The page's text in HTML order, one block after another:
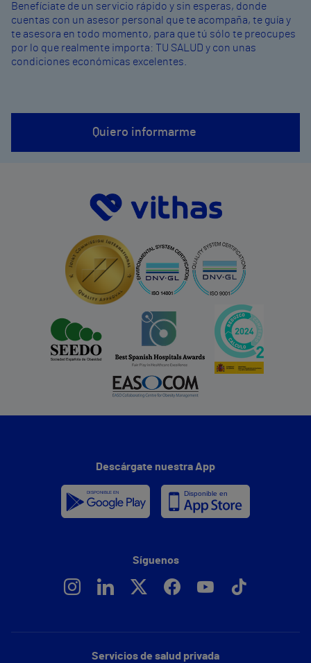
Benefíciate de un servicio rápido y sin esperas, donde
cuentas con un asesor personal que te acompaña, te guía y
te asesora en todo momento, para que tú sólo te preocupes
por lo que realmente importa: TU SALUD y con unas
condiciones económicas excelentes.
Quiero informarme
Servicios de salud privada
Descárgate nuestra App
Síguenos